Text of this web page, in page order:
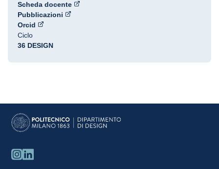
Scheda docente
Pubblicazioni
Orcid
Ciclo
36 DESIGN